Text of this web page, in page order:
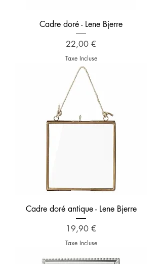
Cadre doré - Lene Bjerre
Prix
22,00 €
Taxe Incluse
Cadre doré antique - Lene Bjerre
Prix
19,90 €
Taxe Incluse